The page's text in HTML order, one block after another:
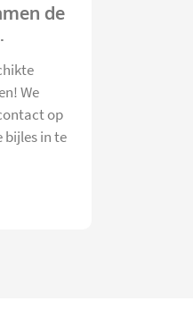
de
We
op
bijles in te